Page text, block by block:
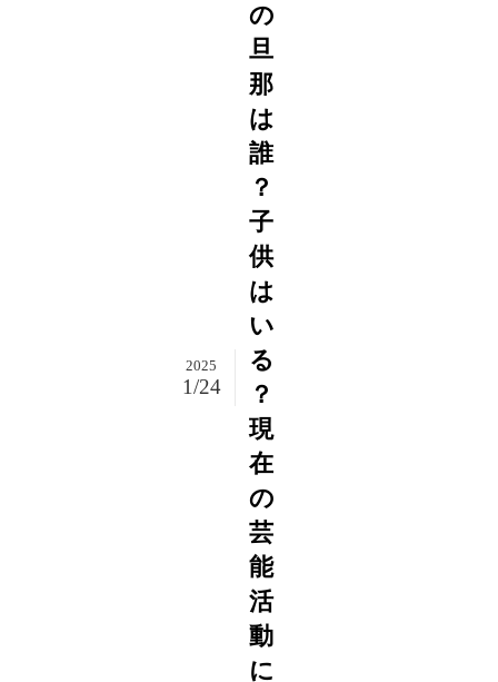
の
旦
那
は
誰
？
子
供
は
い
る
？
現
在
の
芸
能
活
動
に
2025
1/24